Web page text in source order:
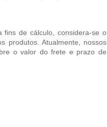
fins de cálculo, considera-se o
produtos. Atualmente, nossos
o valor do frete e prazo de